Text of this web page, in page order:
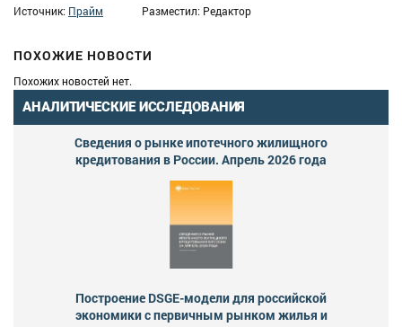
Источник: Прайм Разместил: Редактор
ПОХОЖИЕ НОВОСТИ
Похожих новостей нет.
АНАЛИТИЧЕСКИЕ ИССЛЕДОВАНИЯ
Сведения о рынке ипотечного жилищного
кредитования в России. Апрель 2026 года
Построение DSGE-модели для российской
экономики с первичным рынком жилья и